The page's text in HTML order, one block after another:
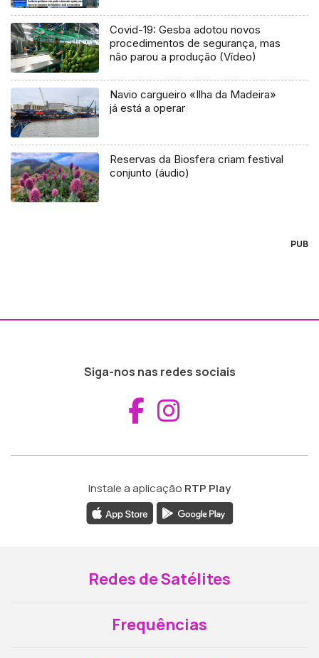
Covid-19: Gesba adotou novos
procedimentos de segurança, mas
não parou a produção (Vídeo)
Navio cargueiro «Ilha da Madeira»
já está a operar
Reservas da Biosfera criam festival
conjunto (áudio)
PUB
Siga-nos nas redes sociais
Aceder ao
Instale a aplicação RTP Play
Redes de Satélites
Frequências